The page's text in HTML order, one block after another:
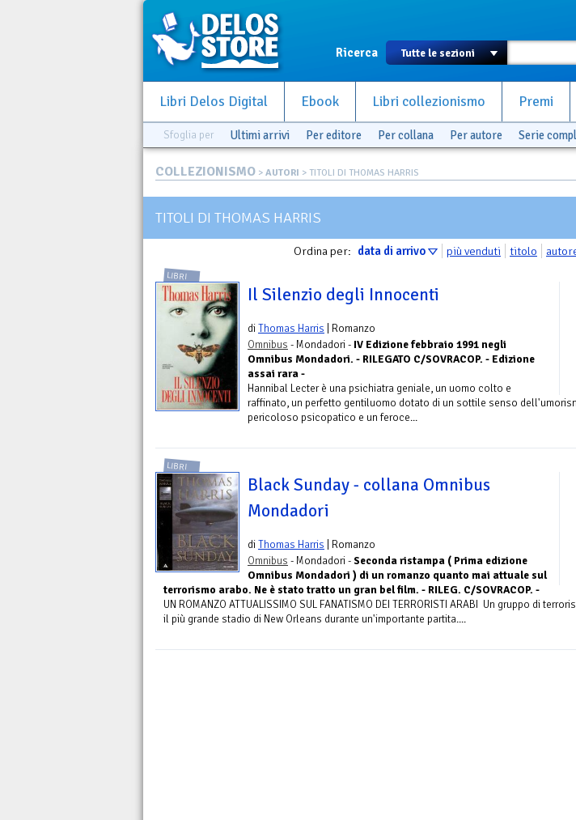
Ricerca
Libri Delos Digital Ebook Libri collezionismo Premi
Sfoglia per Ultimi arrivi Per editore Per collana Per autore Serie
COLLEZIONISMO > AUTORI > TITOLI DI THOMAS HARRIS
TITOLI DI THOMAS HARRIS
Ordina per: data di arrivo più venduti titolo
LIBRI
Il Silenzio degli Innocenti
diThomas Harris | Romanzo
Omnibus - Mondadori - IV Edizione febbraio 1991 negli
Omnibus Mondadori. - RILEGATO C/SOVRACOP. - Edizione
assai rara -
Hannibal Lecter è una psichiatra geniale, un uomo colto e
raffinato, un perfetto gentiluomo dotato di un sottile senso
pericoloso psicopatico e un feroce...
LIBRI
Black Sunday - collana Omnibus
Mondadori
diThomas Harris | Romanzo
Omnibus - Mondadori - Seconda ristampa ( Prima edizione
Omnibus Mondadori ) di un romanzo quanto mai attuale sul
terrorismo arabo. Ne è stato tratto un gran bel film. - RILEG. C/SOVRACOP. -
UN ROMANZO ATTUALISSIMO SUL FANATISMO DEI TERRORISTI ARABI Un gruppo di
il più grande stadio di New Orleans durante un'importante partita....